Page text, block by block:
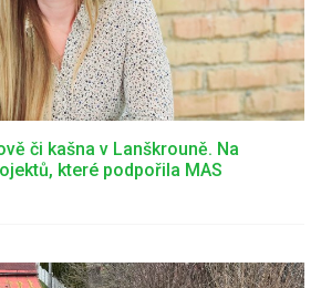
či kašna v Lanškrouně. Na
které podpořila MAS